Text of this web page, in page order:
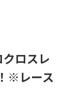
クロスレ
※レース